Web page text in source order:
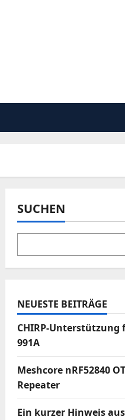
SUCHEN
NEUESTE BEITRÄGE
CHIRP-Unterstützung
991A
Meshcore nRF52840
Repeater
Ein kurzer Hinweis